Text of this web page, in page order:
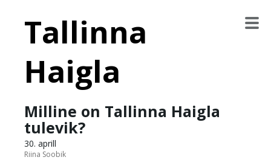
Tallinna
Haigla
Milline on Tallinna Haigla
tulevik?
30. aprill
Riina Soobik